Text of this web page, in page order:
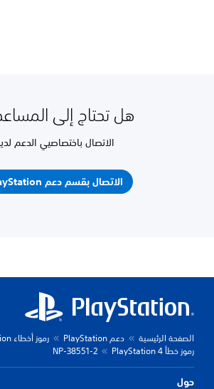
هل تحتاج إلى
الاتصال باختصاصيي الدعم
الاتصال بقسم دعم PlayStation
الصفحة الرئيسية دعم PlayStation
رموز أخطاء PlayStation
رموز خطأ PlayStation 4
NP-38551-2
حول